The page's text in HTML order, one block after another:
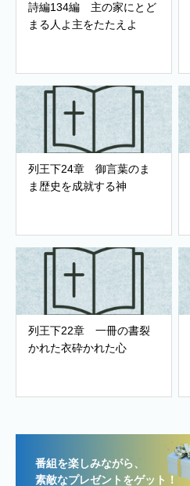
詩編134編 主の家にとど
まる人よ主をたたえよ
列王下24章 御言葉のま
ま歴史を成就する神
列王下22章 一冊の書裂
かれた衣砕かれた心
番組を楽しみながら、
素敵なプレゼントをゲット！